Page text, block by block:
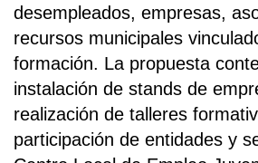
desempleados, empresas,
recursos municipales
formación. La propuesta
instalación de stands de
realización de talleres
participación de entidades y